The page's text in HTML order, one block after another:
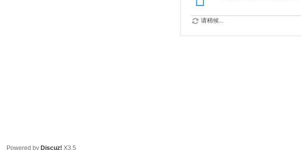
请稍候...
Powered by Discuz! X3.5